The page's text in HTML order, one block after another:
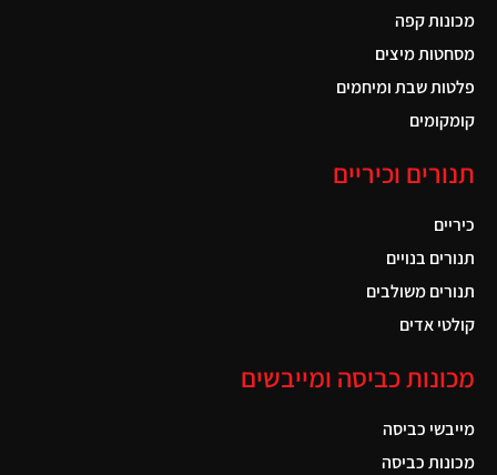
מכונות קפה
מסחטות מיצים
פלטות שבת ומיחמים
קומקומים
תנורים וכיריים
כיריים
תנורים בנויים
תנורים משולבים
קולטי אדים
מכונות כביסה ומייבשים
מייבשי כביסה
מכונות כביסה